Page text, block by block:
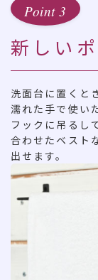
Point 3
新しい
洗面台に置くと
濡れた手で使い
フックに吊るし
合わせたベスト
出せます。